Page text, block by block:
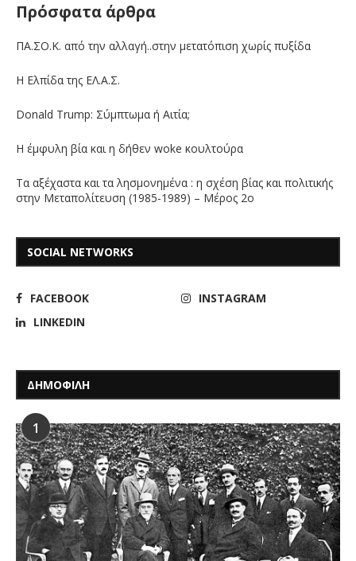
Πρόσφατα άρθρα
ΠΑ.ΣΟ.Κ. από την αλλαγή..στην μετατόπιση χωρίς πυξίδα
Η Ελπίδα της ΕΛ.Α.Σ.
Donald Trump: Σύμπτωμα ή Αιτία;
Η έμφυλη βία και η δήθεν woke κουλτούρα
Τα αξέχαστα και τα λησμονημένα : η σχέση βίας και πολιτικής
στην Μεταπολίτευση (1985-1989) – Μέρος 2ο
SOCIAL NETWORKS
FACEBOOK
INSTAGRAM
LINKEDIN
ΔΗΜΟΦΙΛΗ
1